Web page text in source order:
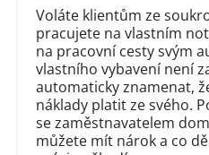
Voláte klientům ze
pracujete na vlastním
na pracovní cesty svým
vlastního vybavení není
automaticky znamenat,
náklady platit ze svého.
se zaměstnavatelem
můžete mít nárok a co